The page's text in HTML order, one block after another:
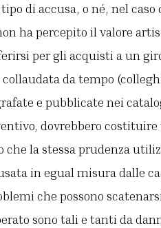
di accusa, o né, nel
ha percepito il valore
per gli acquisti a un
da tempo
e pubblicate nei
dovrebbero
che la stessa prudenza
in egual misura dalle
che possono
sono tali e tanti da